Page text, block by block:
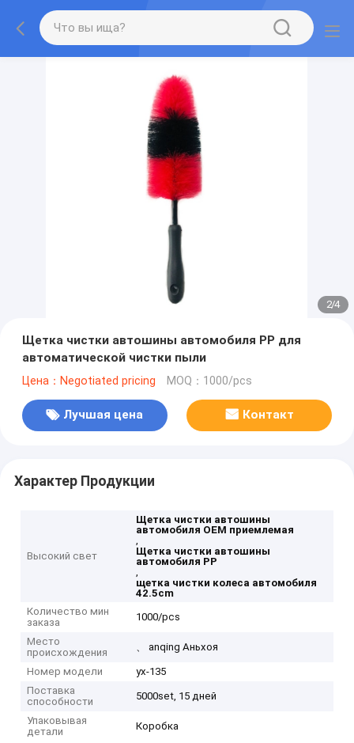
2/4
Щетка чистки автошины автомобиля PP для
автоматической чистки пыли
Цена：Negotiated pricing MOQ：1000/pcs
Лучшая цена Контакт
Характер Продукции
Высокий свет
Щетка чистки автошины
автомобиля OEM приемлемая
,
Щетка чистки автошины
автомобиля PP
,
щетка чистки колеса автомобиля
42.5cm
Количество мин
заказа
1000/pcs
Место
происхождения
、 anqing Аньхоя
Номер модели
yx-135
Поставка
способности
5000set, 15 дней
Упаковывая
детали
Коробка